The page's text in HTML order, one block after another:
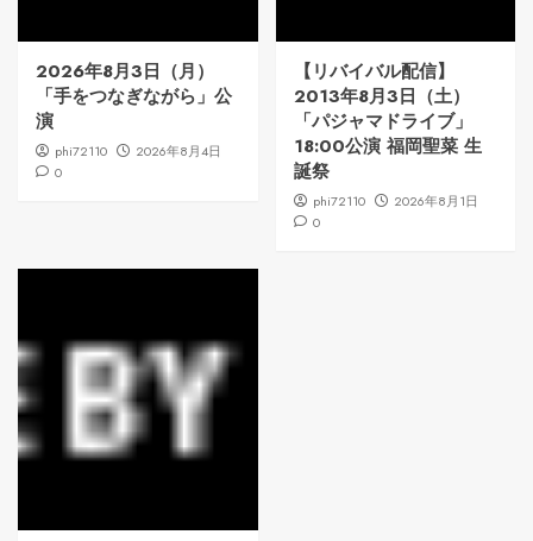
2026年8月3日（月）
「手をつなぎながら」公
演
phi72110
2026年8月4日
0
【リバイバル配信】
2013年8月3日（土）
「パジャマドライブ」
18:00公演 福岡聖菜 生
誕祭
phi72110
2026年8月1日
0